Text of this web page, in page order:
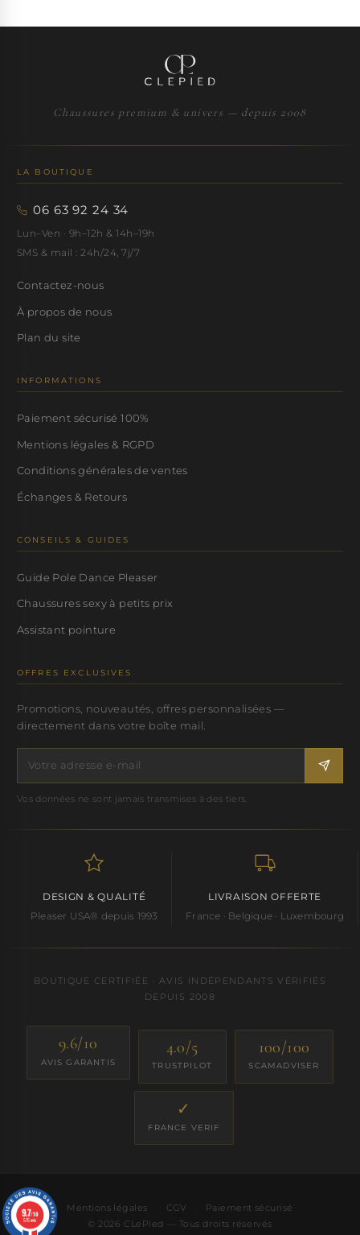
Chaussures premium & univers — depuis 2008
LA BOUTIQUE
06 63 92 24 34
Lun–Ven · 9h–12h & 14h–19h
SMS & mail : 24h/24, 7j/7
Contactez-nous
À propos de nous
Plan du site
INFORMATIONS
Paiement sécurisé 100%
Mentions légales & RGPD
Conditions générales de ventes
Échanges & Retours
CONSEILS & GUIDES
Guide Pole Dance Pleaser
Chaussures sexy à petits prix
Assistant pointure
OFFRES EXCLUSIVES
Promotions, nouveautés, offres personnalisées —
directement dans votre boîte mail.
Vos données ne sont jamais transmises à des tiers.
DESIGN & QUALITÉ
Pleaser USA® depuis 1993
LIVRAISON OFFERTE
France · Belgique · Luxembourg
BOUTIQUE CERTIFIÉE · AVIS INDÉPENDANTS VÉRIFIÉS
DEPUIS 2008
9.6/10
AVIS GARANTIS
4.0/5
TRUSTPILOT
100/100
SCAMADVISER
✓
FRANCE VERIF
© 2026 CLePied — Tous droits réservés
Mentions légales CGV Paiement sécurisé
9.7/10
575 avis